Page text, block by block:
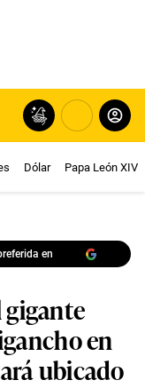
Dólar Papa León XIV
en
gigante
en
ubicado